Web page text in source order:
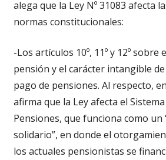
alega que la Ley Nº 31083 afecta
normas constitucionales:
-Los artículos 10º, 11º y 12º sobre
pensión y el carácter intangible
pago de pensiones. Al respecto,
afirma que la Ley afecta el
Pensiones, que funciona como
solidario”, en donde el
los actuales pensionistas se